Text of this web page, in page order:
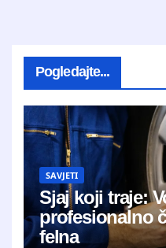
Pogledajte...
SAVJETI
Sjaj koji traje:
profesionalno
felna